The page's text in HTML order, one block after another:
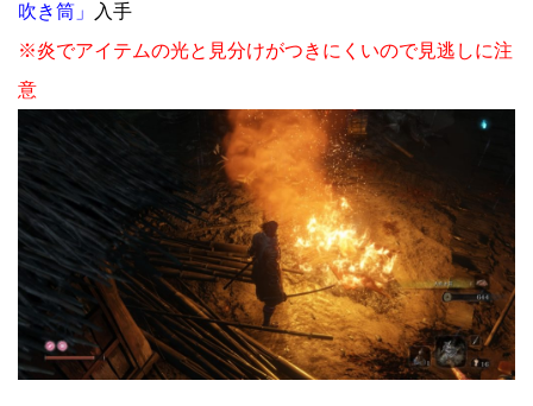
吹き筒」
入手
※炎でアイテムの光と見分けがつきにくいので見逃しに注
意